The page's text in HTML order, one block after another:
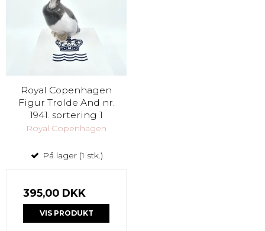
Royal Copenhagen
Figur Trolde And nr.
1941. sortering 1
Royal Copenhagen
På lager (1 stk.)
395,00 DKK
VIS PRODUKT